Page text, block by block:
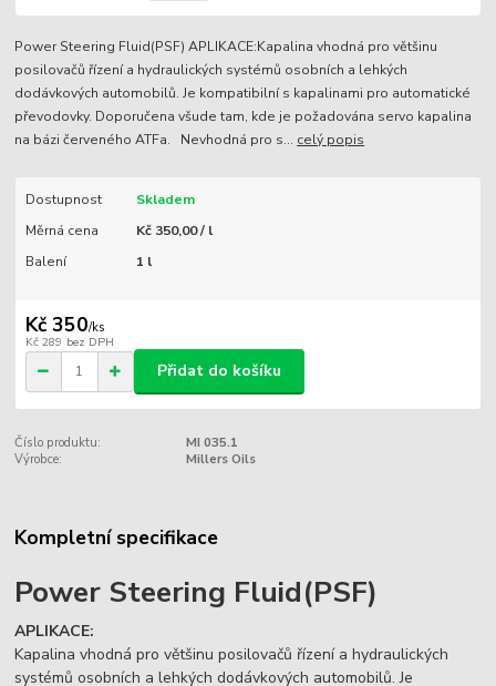
Power Steering Fluid(PSF) APLIKACE:Kapalina vhodná pro většinu
posilovačů řízení a hydraulických systémů osobních a lehkých
dodávkových automobilů. Je kompatibilní s kapalinami pro automatické
převodovky. Doporučena všude tam, kde je požadována servo kapalina
na bázi červeného ATFa. Nevhodná pro s... celý popis
Dostupnost
Skladem
Měrná cena
Kč 350,00 / l
Balení
1 l
Kč 350/ks
Kč 289 bez DPH
Přidat do košíku
Číslo produktu:
MI 035.1
Výrobce:
Millers Oils
Kompletní specifikace
Power Steering Fluid(PSF)
APLIKACE:
Kapalina vhodná pro většinu posilovačů řízení a hydraulických
systémů osobních a lehkých dodávkových automobilů. Je